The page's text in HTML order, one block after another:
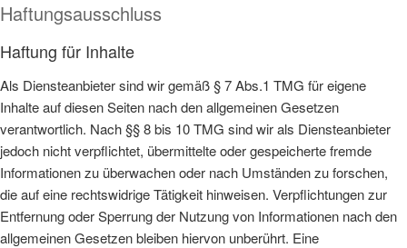
Haftungsausschluss
Haftung für Inhalte
Als Diensteanbieter sind wir gemäß § 7 Abs.1 TMG für eigene
Inhalte auf diesen Seiten nach den allgemeinen Gesetzen
verantwortlich. Nach §§ 8 bis 10 TMG sind wir als Diensteanbieter
jedoch nicht verpflichtet, übermittelte oder gespeicherte fremde
Informationen zu überwachen oder nach Umständen zu forschen,
die auf eine rechtswidrige Tätigkeit hinweisen. Verpflichtungen zur
Entfernung oder Sperrung der Nutzung von Informationen nach den
allgemeinen Gesetzen bleiben hiervon unberührt. Eine